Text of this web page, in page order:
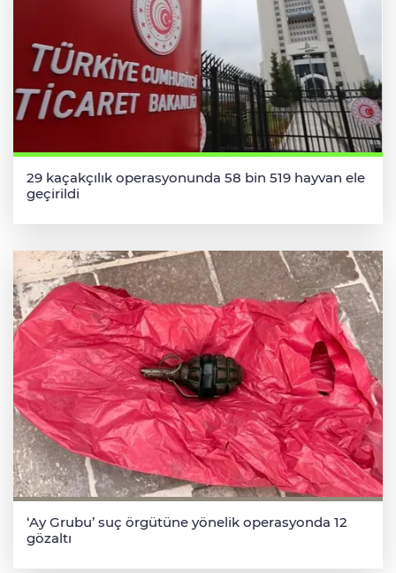
29 kaçakçılık operasyonunda 58 bin 519 hayvan ele
geçirildi
‘Ay Grubu’ suç örgütüne yönelik operasyonda 12
gözaltı